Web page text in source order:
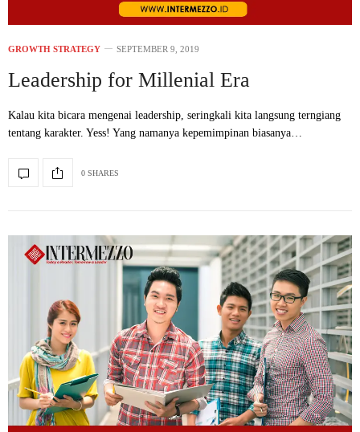
GROWTH STRATEGY SEPTEMBER 9, 2019
Leadership for Millenial Era
Kalau kita bicara mengenai leadership, seringkali kita langsung terngiang
tentang karakter. Yess! Yang namanya kepemimpinan biasanya…
0 SHARES